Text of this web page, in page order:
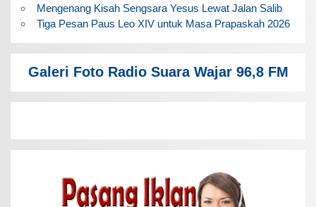
Mengenang Kisah Sengsara Yesus Lewat Jalan Salib
Tiga Pesan Paus Leo XIV untuk Masa Prapaskah 2026
Galeri Foto Radio Suara Wajar 96,8 FM